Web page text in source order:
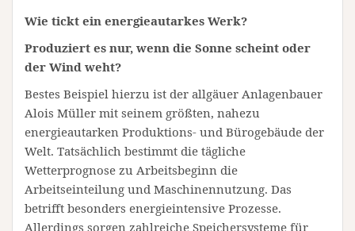
Wie tickt ein energieautarkes Werk?
Produziert es nur, wenn die Sonne scheint oder
der Wind weht?
Bestes Beispiel hierzu ist der allgäuer Anlagenbauer
Alois Müller mit seinem größten, nahezu
energieautarken Produktions- und Bürogebäude der
Welt. Tatsächlich bestimmt die tägliche
Wetterprognose zu Arbeitsbeginn die
Arbeitseinteilung und Maschinennutzung. Das
betrifft besonders energieintensive Prozesse.
Allerdings sorgen zahlreiche Speichersysteme für